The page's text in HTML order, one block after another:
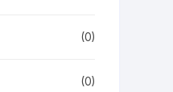
(0)
(0)